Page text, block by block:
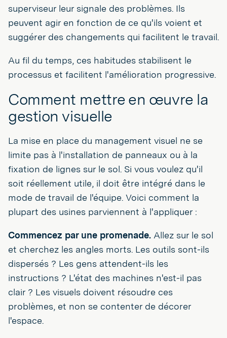
superviseur leur signale des problèmes. Ils
peuvent agir en fonction de ce qu'ils voient et
suggérer des changements qui facilitent le travail.
Au fil du temps, ces habitudes stabilisent le
processus et facilitent l'amélioration progressive.
Comment mettre en œuvre la
gestion visuelle
La mise en place du management visuel ne se
limite pas à l'installation de panneaux ou à la
fixation de lignes sur le sol. Si vous voulez qu'il
soit réellement utile, il doit être intégré dans le
mode de travail de l'équipe. Voici comment la
plupart des usines parviennent à l'appliquer :
Commencez par une promenade. Allez sur le sol
et cherchez les angles morts. Les outils sont-ils
dispersés ? Les gens attendent-ils les
instructions ? L'état des machines n'est-il pas
clair ? Les visuels doivent résoudre ces
problèmes, et non se contenter de décorer
l'espace.